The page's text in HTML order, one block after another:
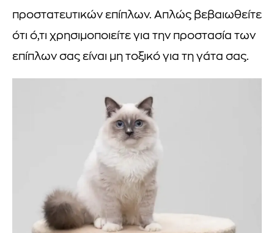
προστατευτικών επίπλων. Απλώς βεβαιωθείτε
ότι ό,τι χρησιμοποιείτε για την προστασία των
επίπλων σας είναι μη τοξικό για τη γάτα σας.